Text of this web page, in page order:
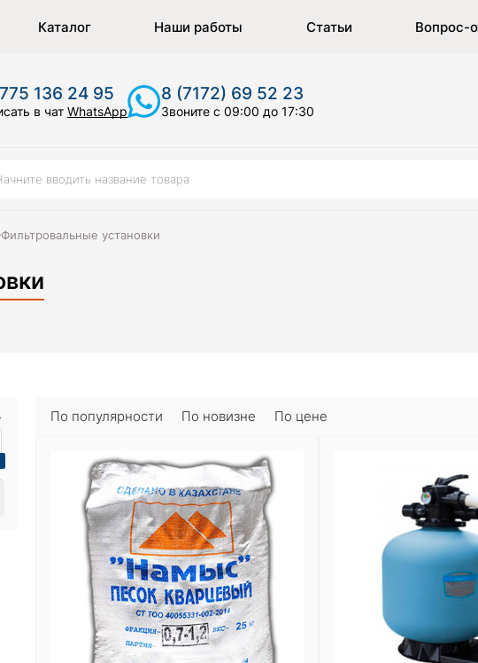
Каталог Наши работы Статьи Вопрос-
136 24 95
в чат WhatsApp
8 (7172) 69 52 23
Звоните с 09:00 до 17:30
Фильтровальные установки
По популярности По новизне По цене